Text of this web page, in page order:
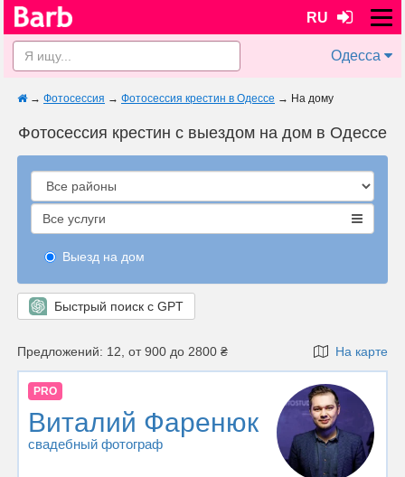
RU
Одесса
→ Фотосессия → Фотосессия крестин в Одессе → На дому
Фотосессия крестин с выездом на дом в Одессе
Все услуги
Выезд на дом
Быстрый поиск с GPT
Предложений: 12, от 900 до 2800 ₴ На карте
PRO
Виталий Фаренюк
свадебный фотограф